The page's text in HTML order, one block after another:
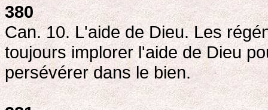
380
Can. 10. L'aide de Dieu. Les
toujours implorer l'aide de Dieu
persévérer dans le bien.